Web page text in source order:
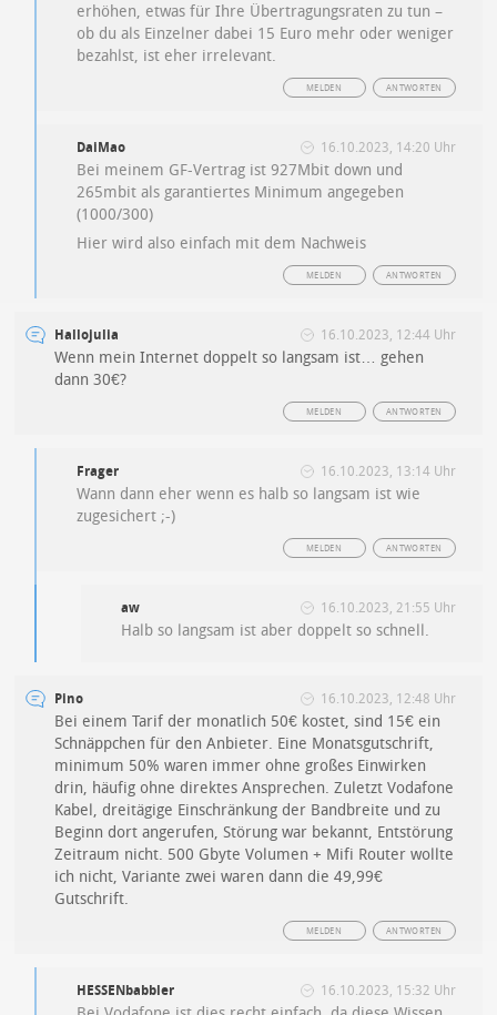
erhöhen, etwas für Ihre Übertragungsraten zu tun –
ob du als Einzelner dabei 15 Euro mehr oder weniger
bezahlst, ist eher irrelevant.
ANTWORTEN
MELDEN
DaiMao 16.10.2023, 14:20 Uhr
Bei meinem GF-Vertrag ist 927Mbit down und
265mbit als garantiertes Minimum angegeben
(1000/300)
Hier wird also einfach mit dem Nachweis
ANTWORTEN
MELDEN
Hallojulia 16.10.2023, 12:44 Uhr
Wenn mein Internet doppelt so langsam ist… gehen
dann 30€?
ANTWORTEN
MELDEN
Frager 16.10.2023, 13:14 Uhr
Wann dann eher wenn es halb so langsam ist wie
zugesichert ;-)
ANTWORTEN
MELDEN
aw 16.10.2023, 21:55 Uhr
Halb so langsam ist aber doppelt so schnell.
Pino 16.10.2023, 12:48 Uhr
Bei einem Tarif der monatlich 50€ kostet, sind 15€ ein
Schnäppchen für den Anbieter. Eine Monatsgutschrift,
minimum 50% waren immer ohne großes Einwirken
drin, häufig ohne direktes Ansprechen. Zuletzt Vodafone
Kabel, dreitägige Einschränkung der Bandbreite und zu
Beginn dort angerufen, Störung war bekannt, Entstörung
Zeitraum nicht. 500 Gbyte Volumen + Mifi Router wollte
ich nicht, Variante zwei waren dann die 49,99€
Gutschrift.
ANTWORTEN
MELDEN
HESSENbabbler 16.10.2023, 15:32 Uhr